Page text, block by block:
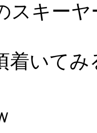
スキー
着いて